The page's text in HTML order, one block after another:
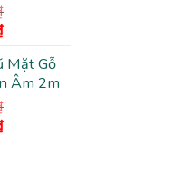
Giá
tại
là:
2,480,000₫.
Mặt Gỗ
Âm 2m
Giá